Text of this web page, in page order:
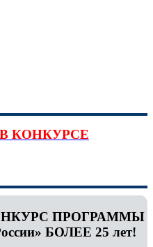
КОНКУРСЕ
ПРОГРАММЫ
БОЛЕЕ 25 лет!